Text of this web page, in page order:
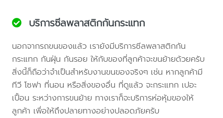
บริการซีลพลาสติกกันกระแทก
นอกจากรถขนของแล้ว เรายังมีบริการซีลพลาสติกกัน
กระแทก กันฝุ่น กันรอย ให้กับของที่ลูกค้าจะขนย้ายด้วยครับ
สิ่งนี้ก็ถือว่าจำเป็นสำหรับงานขนของจริงๆ เช่น หากลูกค้ามี
ทีวี โซฟา ที่นอน หรือสิ่งของอื่น ที่ดูแล้ว จะกระแทก เปอะ
เปื้อน ระหว่างการขนย้าย ทางเราก็จะบริการห่อหุ้มของให้
ลูกค้า เพื่อให้ถึงปลายทางอย่างปลอดภัยครับ